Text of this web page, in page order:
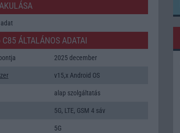
ÁLTALÁNOS ADATAI
2025 december
v15,x Android OS
alap szolgáltatás
5G, LTE, GSM 4 sáv
5G